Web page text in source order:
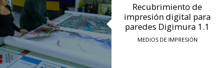
Recubrimiento de
impresión digital para
paredes Digimura 1.1
MEDIOS DE IMPRESIÓN